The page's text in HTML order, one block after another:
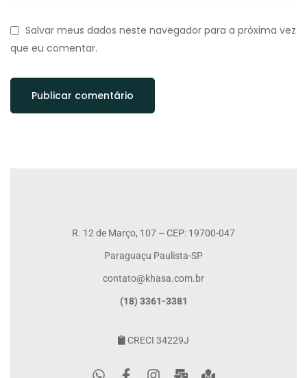
Salvar meus dados neste navegador para a próxima vez
que eu comentar.
R. 12 de Março, 107 – CEP: 19700-047
Paraguaçu Paulista-SP
contato@khasa.com.br
(18) 3361-3381
CRECI 34229J